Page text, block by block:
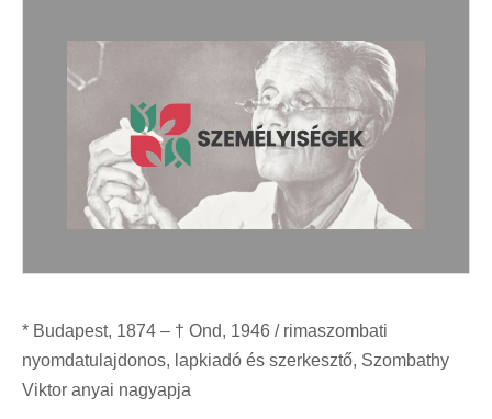
* Budapest, 1874 – † Ond, 1946 / rimaszombati
nyomdatulajdonos, lapkiadó és szerkesztő, Szombathy
Viktor anyai nagyapja